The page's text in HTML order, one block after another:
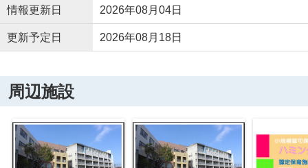
情報更新日 2026年08月04日
更新予定日 2026年08月18日
周辺施設